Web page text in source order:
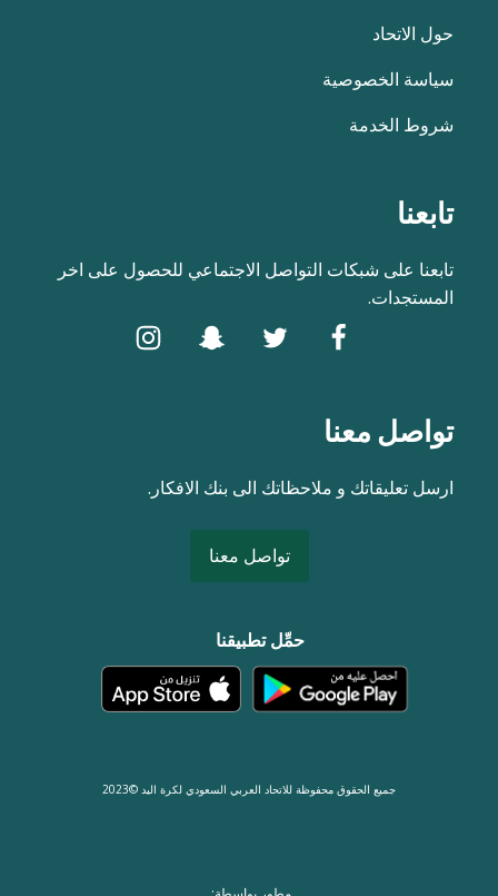
حول الاتحاد
سياسة الخصوصية
شروط الخدمة
تابعنا
تابعنا على شبكات التواصل الاجتماعي للحصول على اخر
المستجدات.
تواصل معنا
ارسل تعليقاتك و ملاحظاتك الى بنك الافكار.
تواصل معنا
حمِّل تطبيقنا
جميع الحقوق محفوظة للاتحاد العربي السعودي لكرة اليد ©2023